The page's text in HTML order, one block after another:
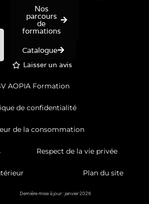
Nos
parcours
de
formations
Catalogue
Laisser un avis
AOPIA Formation
de confidentialité
de la consommation
Respect de la vie privée
Plan du site
Dernière mise à jour : janvier 2026